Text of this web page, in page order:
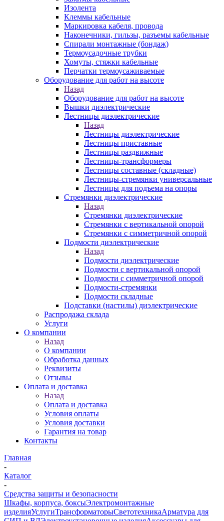
Изолента
Клеммы кабельные
Маркировка кабеля, провода
Наконечники, гильзы, разъемы кабельные
Спирали монтажные (бондаж)
Термоусадочные трубки
Хомуты, стяжки кабельные
Перчатки термоусаживаемые
Оборудование для работ на высоте
Назад
Оборудование для работ на высоте
Вышки диэлектрические
Лестницы диэлектрические
Назад
Лестницы диэлектрические
Лестницы приставные
Лестницы раздвижные
Лестницы-трансформеры
Лестницы составные (складные)
Лестницы-стремянки универсальные
Лестницы для подъема на опоры
Стремянки диэлектрические
Назад
Стремянки диэлектрические
Стремянки с вертикальной опорой
Стремянки с симметричной опорой
Подмости диэлектрические
Назад
Подмости диэлектрические
Подмости с вертикальной опорой
Подмости с симметричной опорой
Подмости-стремянки
Подмости складные
Подставки (настилы) диэлектрические
Распродажа склада
Услуги
О компании
Назад
О компании
Обработка данных
Реквизиты
Отзывы
Оплата и доставка
Назад
Оплата и доставка
Условия оплаты
Условия доставки
Гарантия на товар
Контакты
Главная
-
Каталог
-
Средства защиты и безопасности
Шкафы, корпуса, боксыЭлектромонтажные
изделияУслугиТрансформаторыСветотехникаАрматура для